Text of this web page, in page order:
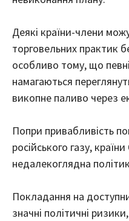
Деякі країни-члени
торговельних практик
особливо тому, що
намагаються
викопне паливо через
Попри привабливість
російського газу,
недалекоглядна
Покладання на
значні політичні